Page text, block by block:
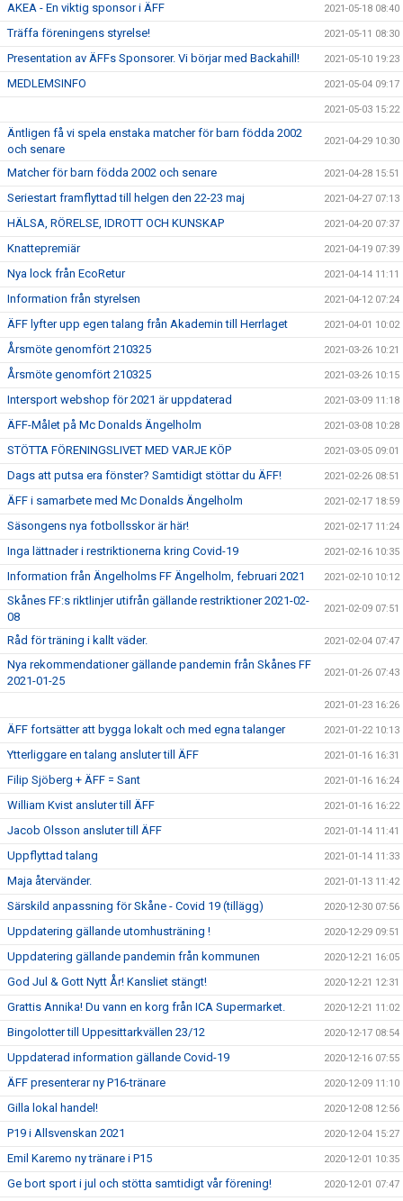
AKEA - En viktig sponsor i ÄFF 2021-05-18 08:40
Träffa föreningens styrelse! 2021-05-11 08:30
Presentation av ÄFFs Sponsorer. Vi börjar med Backahill! 2021-05-10 19:23
MEDLEMSINFO 2021-05-04 09:17
2021-05-03 15:22
Äntligen få vi spela enstaka matcher för barn födda 2002
och senare
2021-04-29 10:30
Matcher för barn födda 2002 och senare 2021-04-28 15:51
Seriestart framflyttad till helgen den 22-23 maj 2021-04-27 07:13
HÄLSA, RÖRELSE, IDROTT OCH KUNSKAP 2021-04-20 07:37
Knattepremiär 2021-04-19 07:39
Nya lock från EcoRetur 2021-04-14 11:11
Information från styrelsen 2021-04-12 07:24
ÄFF lyfter upp egen talang från Akademin till Herrlaget 2021-04-01 10:02
Årsmöte genomfört 210325 2021-03-26 10:21
Årsmöte genomfört 210325 2021-03-26 10:15
Intersport webshop för 2021 är uppdaterad 2021-03-09 11:18
ÄFF-Målet på Mc Donalds Ängelholm 2021-03-08 10:28
STÖTTA FÖRENINGSLIVET MED VARJE KÖP 2021-03-05 09:01
Dags att putsa era fönster? Samtidigt stöttar du ÄFF! 2021-02-26 08:51
ÄFF i samarbete med Mc Donalds Ängelholm 2021-02-17 18:59
Säsongens nya fotbollsskor är här! 2021-02-17 11:24
Inga lättnader i restriktionerna kring Covid-19 2021-02-16 10:35
Information från Ängelholms FF Ängelholm, februari 2021 2021-02-10 10:12
Skånes FF:s riktlinjer utifrån gällande restriktioner 2021-02-
08
2021-02-09 07:51
Råd för träning i kallt väder. 2021-02-04 07:47
Nya rekommendationer gällande pandemin från Skånes FF
2021-01-25
2021-01-26 07:43
2021-01-23 16:26
ÄFF fortsätter att bygga lokalt och med egna talanger 2021-01-22 10:13
Ytterliggare en talang ansluter till ÄFF 2021-01-16 16:31
Filip Sjöberg + ÄFF = Sant 2021-01-16 16:24
William Kvist ansluter till ÄFF 2021-01-16 16:22
Jacob Olsson ansluter till ÄFF 2021-01-14 11:41
Uppflyttad talang 2021-01-14 11:33
Maja återvänder. 2021-01-13 11:42
Särskild anpassning för Skåne - Covid 19 (tillägg) 2020-12-30 07:56
Uppdatering gällande utomhusträning ! 2020-12-29 09:51
Uppdatering gällande pandemin från kommunen 2020-12-21 16:05
God Jul & Gott Nytt År! Kansliet stängt! 2020-12-21 12:31
Grattis Annika! Du vann en korg från ICA Supermarket. 2020-12-21 11:02
Bingolotter till Uppesittarkvällen 23/12 2020-12-17 08:54
Uppdaterad information gällande Covid-19 2020-12-16 07:55
ÄFF presenterar ny P16-tränare 2020-12-09 11:10
Gilla lokal handel! 2020-12-08 12:56
P19 i Allsvenskan 2021 2020-12-04 15:27
Emil Karemo ny tränare i P15 2020-12-01 10:35
Ge bort sport i jul och stötta samtidigt vår förening! 2020-12-01 07:47